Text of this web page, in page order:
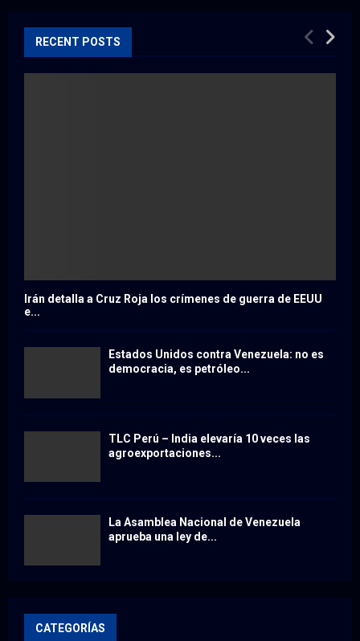
RECENT POSTS
Irán detalla a Cruz Roja los crímenes de guerra de EEUU
e...
Estados Unidos contra Venezuela: no es
democracia, es petróleo...
TLC Perú – India elevaría 10 veces las
agroexportaciones...
La Asamblea Nacional de Venezuela
aprueba una ley de...
CATEGORÍAS